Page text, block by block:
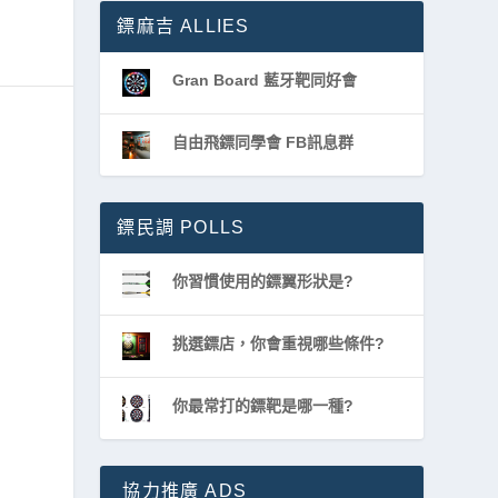
鏢麻吉 ALLIES
Gran Board 藍牙靶同好會
自由飛鏢同學會 FB訊息群
鏢民調 POLLS
你習慣使用的鏢翼形狀是?
挑選鏢店，你會重視哪些條件?
你最常打的鏢靶是哪一種?
協力推廣 ADS